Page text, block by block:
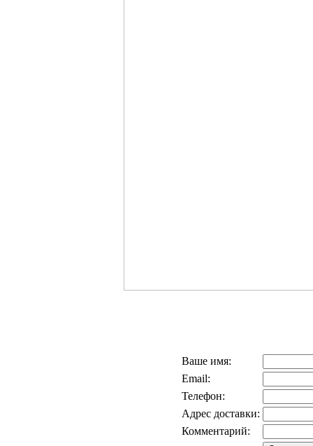
Ваше имя:
Email:
Телефон:
Адрес доставки:
Комментарий: